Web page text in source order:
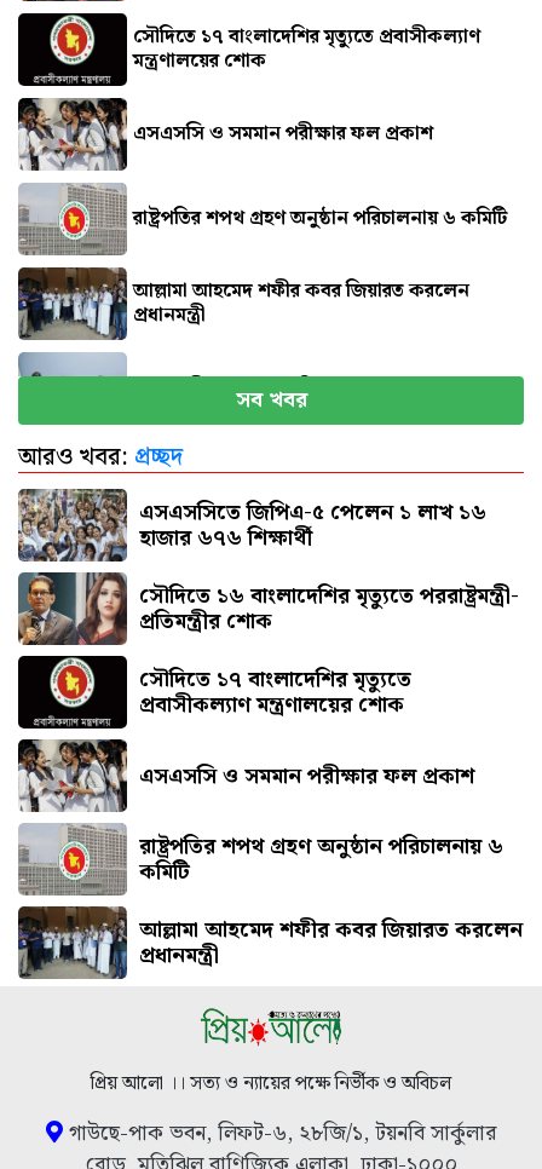
সৌ‌দিতে ১৭ বাংলাদেশির মৃত্যুতে প্রবাসীকল্যাণ
মন্ত্রণালয়ের শোক
এসএসসি ও সমমান পরীক্ষার ফল প্রকাশ
রাষ্ট্রপতির শপথ গ্রহণ অনুষ্ঠান পরিচালনায় ৬ কমিটি
আল্লামা আহমেদ শফীর কবর জিয়ারত করলেন
প্রধানমন্ত্রী
প্রধানমন্ত্রীর কাছে ৯ দাবি হেফাজতের
সৌদি আরবে আগুনে পুড়ে ১৭ বাংলাদেশির মৃত্যু
সব খবর
আরও খবর: প্রচ্ছদ
এসএসসিতে জিপিএ-৫ পেলেন ১ লাখ ১৬
হাজার ৬৭৬ শিক্ষার্থী
সৌদিতে ১৬ বাংলাদেশির মৃত্যুতে পররাষ্ট্রমন্ত্রী-
প্রতিমন্ত্রীর শোক
সৌ‌দিতে ১৭ বাংলাদেশির মৃত্যুতে
প্রবাসীকল্যাণ মন্ত্রণালয়ের শোক
এসএসসি ও সমমান পরীক্ষার ফল প্রকাশ
রাষ্ট্রপতির শপথ গ্রহণ অনুষ্ঠান পরিচালনায় ৬
কমিটি
আল্লামা আহমেদ শফীর কবর জিয়ারত করলেন
প্রধানমন্ত্রী
প্রিয় আলো ।। সত্য ও ন্যায়ের পক্ষে নির্ভীক ও অবিচল
গাউছে-পাক ভবন, লিফট-৬, ২৮জি/১, টয়নবি সার্কুলার